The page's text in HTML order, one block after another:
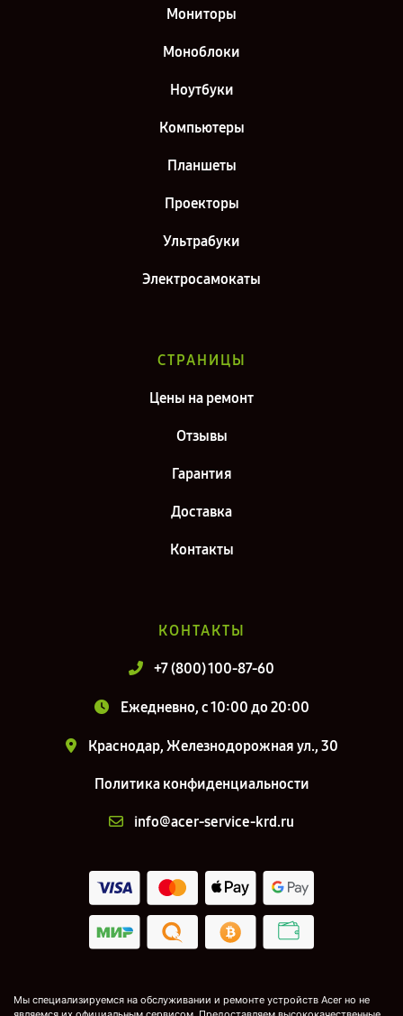
Мониторы
Моноблоки
Ноутбуки
Компьютеры
Планшеты
Проекторы
Ультрабуки
Электросамокаты
СТРАНИЦЫ
Цены на ремонт
Отзывы
Гарантия
Доставка
Контакты
КОНТАКТЫ
+7 (800) 100-87-60
Ежедневно, с 10:00 до 20:00
Краснодар, Железнодорожная ул., 30
Политика конфиденциальности
info@acer-service-krd.ru
Мы специализируемся на обслуживании и ремонте устройств Acer но не